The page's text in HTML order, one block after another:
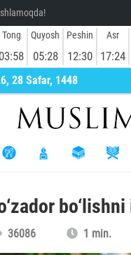
Tong
03:58
Quyosh
05:28
Peshin
12:30
Asr
17:24
28 Safar, 1448
36086 1 min.